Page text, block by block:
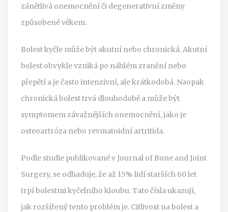
zánětlivá onemocnění či degenerativní změny
způsobené věkem.
Bolest kyčle může být akutní nebo chronická. Akutní
bolest obvykle vzniká po náhlém zranění nebo
přepětí a je často intenzivní, ale krátkodobá. Naopak
chronická bolest trvá dlouhodobě a může být
symptomem závažnějších onemocnění, jako je
osteoartróza nebo revmatoidní artritida.
Podle studie publikované v Journal of Bone and Joint
Surgery, se odhaduje, že až 15% lidí starších 60 let
trpí bolestmi kyčelního kloubu. Tato čísla ukazují,
jak rozšířený tento problém je. Citlivost na bolest a